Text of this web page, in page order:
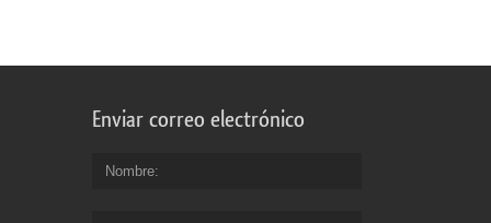
Enviar correo electrónico
Nombre